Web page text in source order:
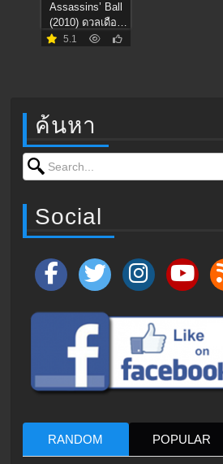
Assassins’ Ball
(2010) ดวลเดือด
ล้างเลือดมาเฟีย 2:
5.1
ค้นหา
Search for:
Social
RANDOM POPULAR